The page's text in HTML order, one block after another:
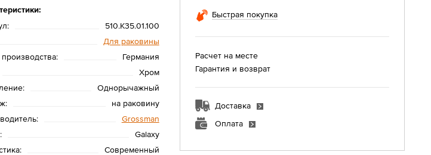
510.K35.01.100
Для раковины
Германия
Хром
Однорычажный
на раковину
Grossman
Galaxy
Современный
Быстрая покупка
Расчет на месте
Гарантия и возврат
Доставка
Оплата